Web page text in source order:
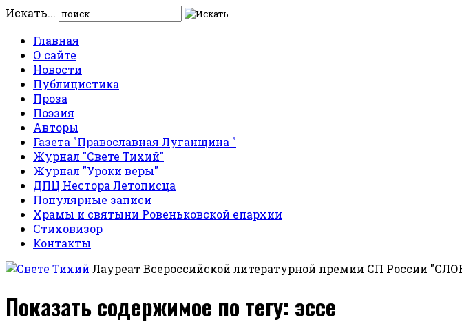
Искать...
Главная
О сайте
Новости
Публицистика
Проза
Поэзия
Авторы
Газета "Православная Луганщина "
Журнал "Свете Тихий"
Журнал "Уроки веры"
ДПЦ Нестора Летописца
Популярные записи
Храмы и святыни Ровеньковской епархии
Стиховизор
Контакты
Лауреат Всероссийской литературной премии СП России
Показать содержимое по тегу: эссе